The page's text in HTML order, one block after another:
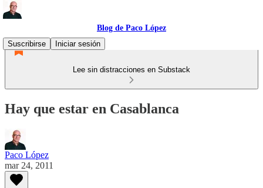
Blog de Paco López
Suscribirse
Iniciar sesión
Lee sin distracciones en Substack
Hay que estar en Casablanca
Paco López
mar 24, 2011